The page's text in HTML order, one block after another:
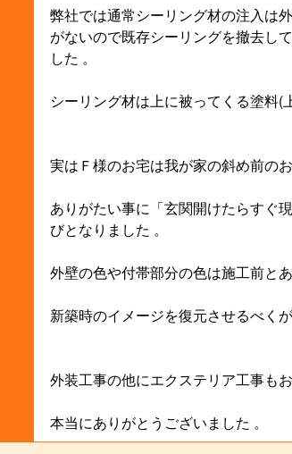
弊社では通常シーリング材の注入は
がないので既存シーリングを撤去し
した 。
シーリング材は上に被ってくる塗料(
実はＦ様のお宅は我が家の斜め前のお
ありがたい事に「玄関開けたらすぐ
びとなりました 。
外壁の色や付帯部分の色は施工前と
新築時のイメージを復元させるべくが
外装工事の他にエクステリア工事も
本当にありがとうございました 。